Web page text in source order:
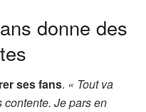
donne des
ses fans. « Tout va
Je pars en